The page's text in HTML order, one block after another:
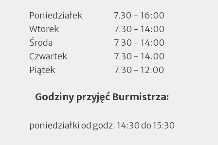
Poniedziałek
7.30 - 16:00
Wtorek
7.30 - 14:00
Środa
7.30 - 14:00
Czwartek
7.30 - 14.00
Piątek
7.30 - 12:00
Godziny przyjęć Burmistrza:
poniedziałki od godz. 14:30 do 15:30